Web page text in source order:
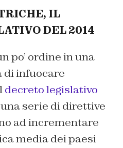
IL
DEL 2014
po’ ordine in una
di infuocare
decreto legislativo
serie di direttive
ad incrementare
media dei paesi